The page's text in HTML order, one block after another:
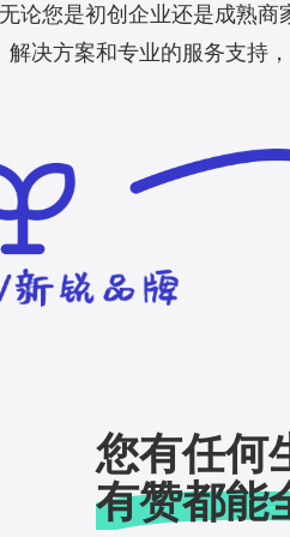
无论您是初创企业还是成熟商
解决方案和专业的服务支持
您有任何
有赞都能